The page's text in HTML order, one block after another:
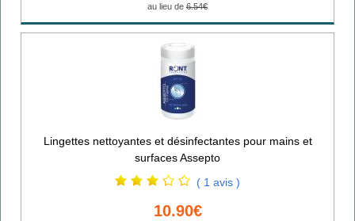
au lieu de 6.54€
Lingettes nettoyantes et désinfectantes pour mains et
surfaces Assepto
( 1 avis )
10.90€